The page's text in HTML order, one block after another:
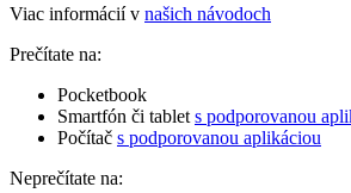
Viac informácií v našich návodoch
Prečítate na:
Pocketbook
Smartfón či tablet s podporovanou
Počítač s podporovanou aplikáciou
Neprečítate na: